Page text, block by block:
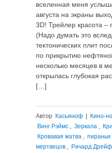
вселенная меня
августа на экраны
3D! Трейлер красота –
(Надо думать это
тектонических плит
по прикрытию
несколько месяцев в
открылась глубокая
[…]
Автор Касьяноф Кино-
Винг Рэймс , Зеркала ,
Кровавая жатва , пираньи
мертвецов , Ричард